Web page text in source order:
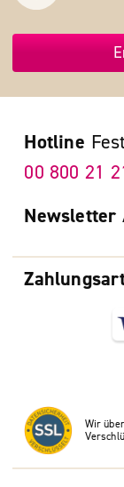
Wir
Hotline
00 800 21
Newsletter